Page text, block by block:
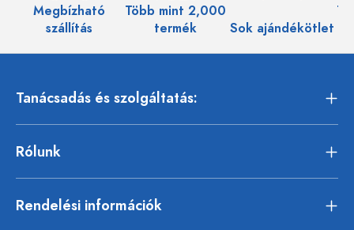
Megbízható
szállítás
Több mint 2,000
termék
Sok ajándékötlet
Tanácsadás és szolgáltatás:
Rólunk
Rendelési információk